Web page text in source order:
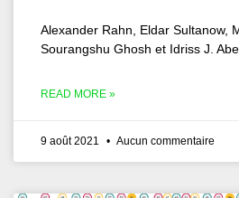
Alexander Rahn, Eldar Sultanow,
Sourangshu Ghosh et Idriss J.
READ MORE »
9 août 2021 Aucun commentaire